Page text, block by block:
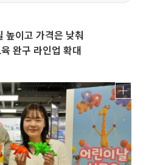
높이고 가격은 낮춰
완구 라인업 확대